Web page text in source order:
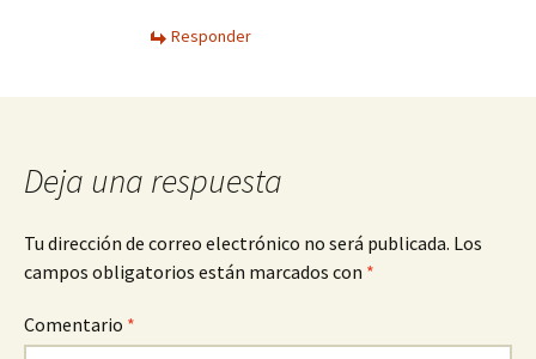
Responder
Deja una respuesta
Tu dirección de correo electrónico no será publicada. Los
campos obligatorios están marcados con *
Comentario *